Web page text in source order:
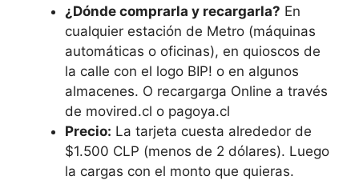
¿Dónde comprarla y recargarla? En
cualquier estación de Metro (máquinas
automáticas o oficinas), en quioscos de
la calle con el logo BIP! o en algunos
almacenes. O recargarga Online a través
de movired.cl o pagoya.cl
Precio: La tarjeta cuesta alrededor de
$1.500 CLP (menos de 2 dólares). Luego
la cargas con el monto que quieras.